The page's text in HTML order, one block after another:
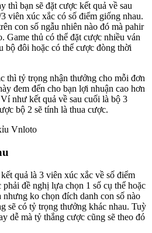
thì bạn sẽ đặt cược kết quả về sau
viên xúc xắc có số điểm giống nhau.
con số ngẫu nhiên nào đó mà pahir
Game thủ có thể đặt cược nhiều ván
bộ đôi hoặc có thể cược đòng thời
thì tỷ trọng nhận thưởng cho mỗi đơn
đem đến cho bạn lợi nhuận cao hơn
như kết quả về sau cuối là bộ 3
bộ 2 sẽ tính là thua cược.
quả là 3 viên xúc xắc về số điểm
đề nghị lựa chọn 1 số cụ thể hoặc
ko chọn đích danh con số nào
sẽ có tỷ trọng thưởng khác nhau. Tuỳ
dễ mà tỷ thắng cược cũng sẽ theo đó